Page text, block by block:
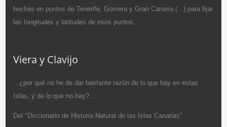
hechas en puntos de Tenerife, Gomera y Gran Canaria (...) para fijar
las longitudes y latitudes de esos puntos...
Viera y Clavijo
...¿por qué no he de dar bastante razón de lo que hay en estas
Islas, y de lo que no hay?...
Del "Diccionario de Historia Natural de las Islas Canarias"